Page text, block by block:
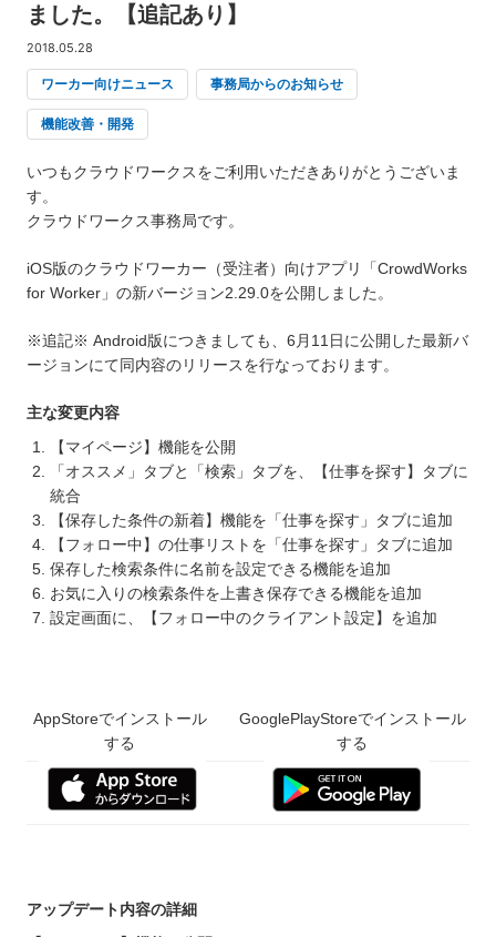
ました。【追記あり】
2018.05.28
ワーカー向けニュース 事務局からのお知らせ
機能改善・開発
いつもクラウドワークスをご利用いただきありがとうございま
す。
クラウドワークス事務局です。
iOS版のクラウドワーカー（受注者）向けアプリ「CrowdWorks
for Worker」の新バージョン2.29.0を公開しました。
※追記※ Android版につきましても、6月11日に公開した最新バ
ージョンにて同内容のリリースを行なっております。
主な変更内容
【マイページ】機能を公開
「オススメ」タブと「検索」タブを、【仕事を探す】タブに
統合
【保存した条件の新着】機能を「仕事を探す」タブに追加
【フォロー中】の仕事リストを「仕事を探す」タブに追加
保存した検索条件に名前を設定できる機能を追加
お気に入りの検索条件を上書き保存できる機能を追加
設定画面に、【フォロー中のクライアント設定】を追加
AppStoreでインストール
する
GooglePlayStoreでインストール
する
アップデート内容の詳細